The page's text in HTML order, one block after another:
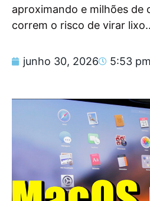
aproximando e milhões de
correm o risco de virar
junho 30, 2026 5:53 pm